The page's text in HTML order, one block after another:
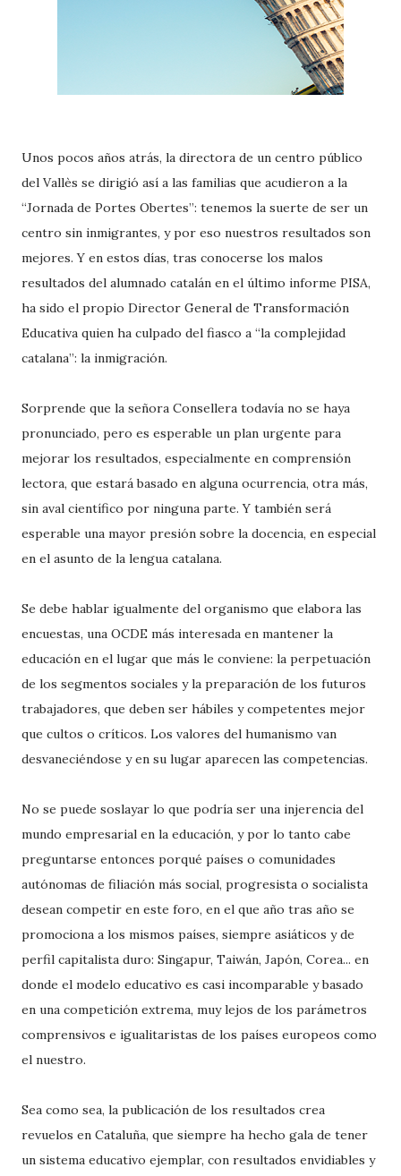
Unos pocos años atrás, la directora de un centro público
del Vallès se dirigió así a las familias que acudieron a la
“Jornada de Portes Obertes”: tenemos la suerte de ser un
centro sin inmigrantes, y por eso nuestros resultados son
mejores. Y en estos días, tras conocerse los malos
resultados del alumnado catalán en el último informe PISA,
ha sido el propio Director General de Transformación
Educativa quien ha culpado del fiasco a “la complejidad
catalana”: la inmigración.
Sorprende que la señora Consellera todavía no se haya
pronunciado, pero es esperable un plan urgente para
mejorar los resultados, especialmente en comprensión
lectora, que estará basado en alguna ocurrencia, otra más,
sin aval científico por ninguna parte. Y también será
esperable una mayor presión sobre la docencia, en especial
en el asunto de la lengua catalana.
Se debe hablar igualmente del organismo que elabora las
encuestas, una OCDE más interesada en mantener la
educación en el lugar que más le conviene: la perpetuación
de los segmentos sociales y la preparación de los futuros
trabajadores, que deben ser hábiles y competentes mejor
que cultos o críticos. Los valores del humanismo van
desvaneciéndose y en su lugar aparecen las competencias.
No se puede soslayar lo que podría ser una injerencia del
mundo empresarial en la educación, y por lo tanto cabe
preguntarse entonces porqué países o comunidades
autónomas de filiación más social, progresista o socialista
desean competir en este foro, en el que año tras año se
promociona a los mismos países, siempre asiáticos y de
perfil capitalista duro: Singapur, Taiwán, Japón, Corea... en
donde el modelo educativo es casi incomparable y basado
en una competición extrema, muy lejos de los parámetros
comprensivos e igualitaristas de los países europeos como
el nuestro.
Sea como sea, la publicación de los resultados crea
revuelos en Cataluña, que siempre ha hecho gala de tener
un sistema educativo ejemplar, con resultados envidiables y